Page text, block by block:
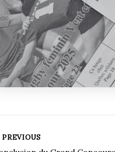
PREVIOUS